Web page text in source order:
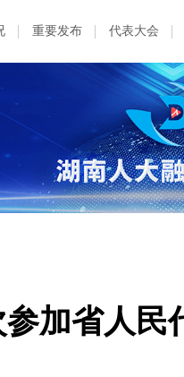
重要发布 代表大会
加省人民